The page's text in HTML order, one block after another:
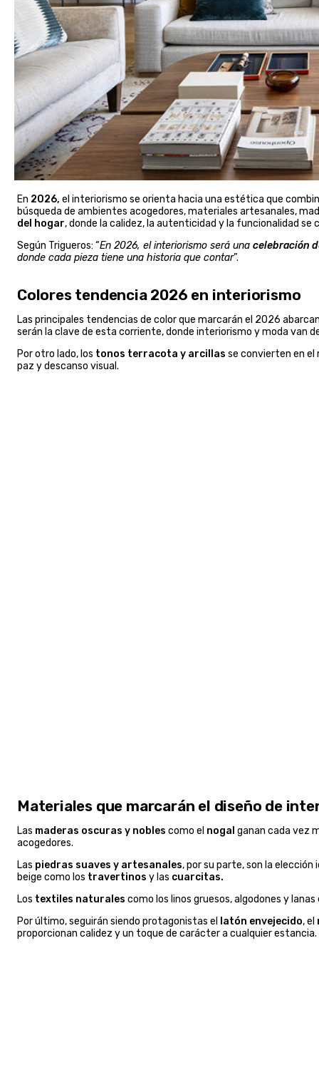
En 2026, el interiorismo se orienta hacia una estética que
búsqueda de ambientes acogedores, materiales artesanales,
del hogar, donde la calidez, la autenticidad y la funcionalidad se
Según Trigueros: “En 2026, el interiorismo será una celebración
donde cada pieza tiene una historia que contar”.
Colores tendencia 2026 en interiorismo
Las principales tendencias de color que marcarán el 2026
serán la clave de esta corriente, donde interiorismo y moda van
Por otro lado, los tonos terracota y arcillas se convierten en
paz y descanso visual.
Materiales que marcarán el diseño de
Las maderas oscuras y nobles como el nogal ganan cada vez
acogedores.
Las piedras suaves y artesanales, por su parte, son la
beige como los travertinos y las cuarcitas.
Los textiles naturales como los linos gruesos, algodones y
Por último, seguirán siendo protagonistas el
latón envejecido, el
proporcionan calidez y un toque de carácter a cualquier estancia.